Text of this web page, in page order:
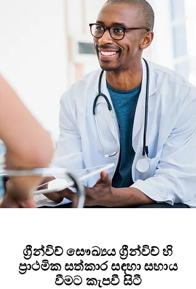
ග්‍රීන්විච් සෞඛ්‍යය ග්‍රීන්විච් හි
ප්‍රාථමික සත්කාර සඳහා සහාය
වීමට කැපවී සිටී